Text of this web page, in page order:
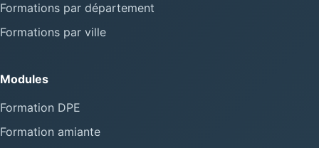
Formations par département
Formations par ville
Modules
Formation DPE
Formation amiante